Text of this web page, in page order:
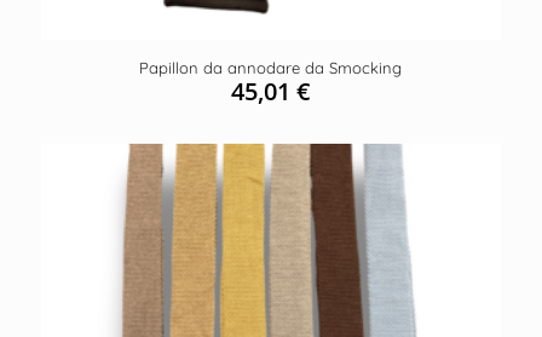
Papillon da annodare da Smocking
45,01€